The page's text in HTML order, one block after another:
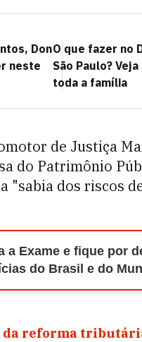
Don
neste
O que fazer no
São Paulo?
toda a família
de Justiça
do Patrimônio
"sabia dos riscos
a Exame e fique por
do Brasil e do
reforma